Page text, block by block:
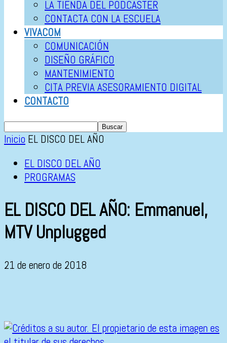
LA TIENDA DEL PODCASTER
CONTACTA CON LA ESCUELA
VIVACOM
COMUNICACIÓN
DISEÑO GRÁFICO
MANTENIMIENTO
CITA PREVIA ASESORAMIENTO DIGITAL
CONTACTO
Inicio EL DISCO DEL AÑO
EL DISCO DEL AÑO
PROGRAMAS
EL DISCO DEL AÑO: Emmanuel,
MTV Unplugged
21 de enero de 2018